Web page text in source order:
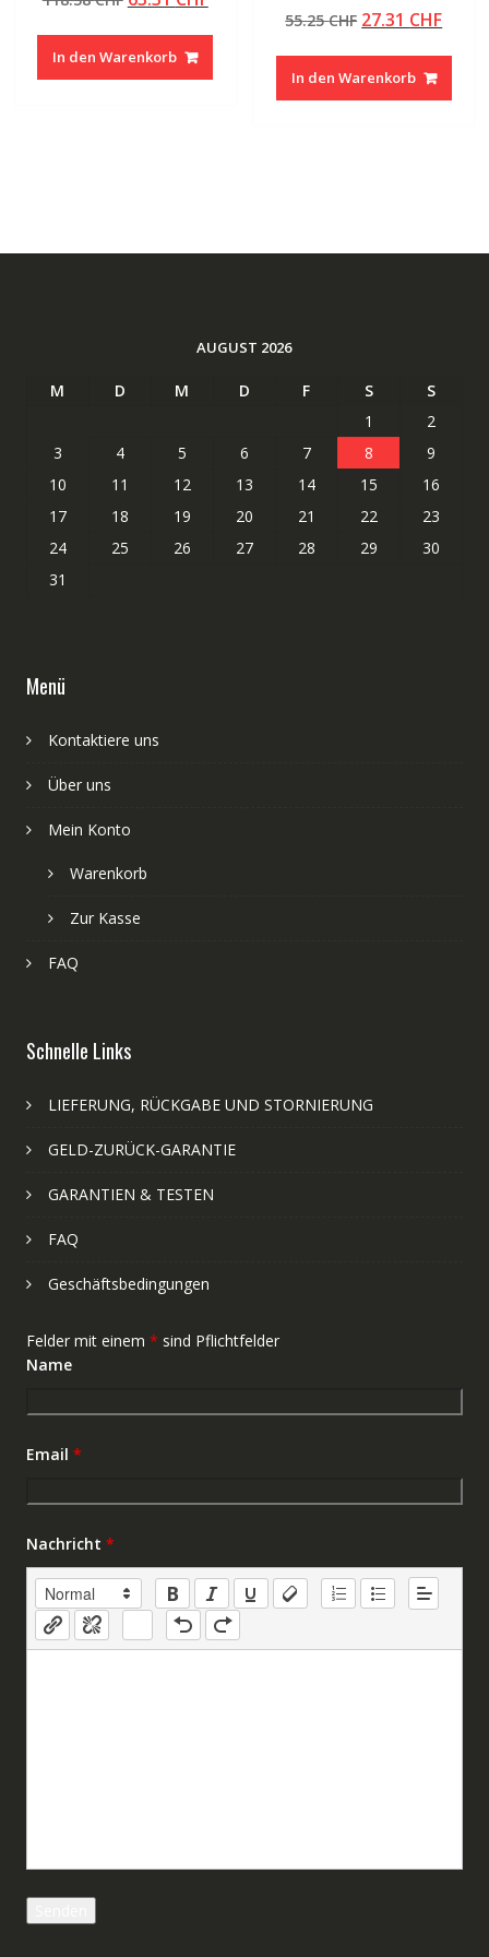
von 5
war:
118.38 CHF
In den Warenkorb
5.00
von 5
55.25CHF Ursprünglicher
war:
55.25 CHF
27.31 CHF
In den Warenkorb
AUGUST 2026
M D M D F S
S
1
2
3
4 5 6 7 8
9
10
11 12 13 14 15
16
17
18 19 20 21 22
23
24
25 26 27 28 29
30
31
Menü
Kontaktiere uns
Über uns
Mein Konto
Warenkorb
Zur Kasse
FAQ
Schnelle Links
LIEFERUNG, RÜCKGABE UND STORNIERUNG
GELD-ZURÜCK-GARANTIE
GARANTIEN & TESTEN
FAQ
Geschäftsbedingungen
Felder mit einem * sind Pflichtfelder
Name
Email *
Nachricht *